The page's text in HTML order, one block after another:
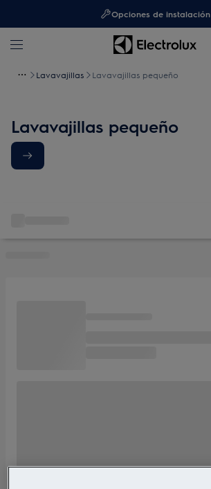
Opciones de instalación
Lavavajillas Lavavajillas pequeño
Lavavajillas pequeño